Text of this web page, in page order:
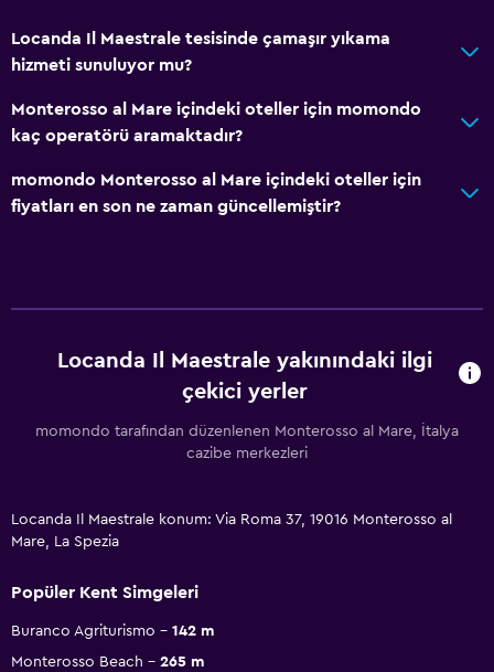
Locanda Il Maestrale tesisinde çamaşır yıkama
hizmeti sunuluyor mu?
Monterosso al Mare içindeki oteller için momondo
kaç operatörü aramaktadır?
momondo Monterosso al Mare içindeki oteller için
fiyatları en son ne zaman güncellemiştir?
Locanda Il Maestrale yakınındaki ilgi
çekici yerler
momondo tarafından düzenlenen Monterosso al Mare, İtalya
cazibe merkezleri
Locanda Il Maestrale konum: Via Roma 37, 19016 Monterosso al
Mare, La Spezia
Popüler Kent Simgeleri
Buranco Agriturismo
142 m
Monterosso Beach
265 m